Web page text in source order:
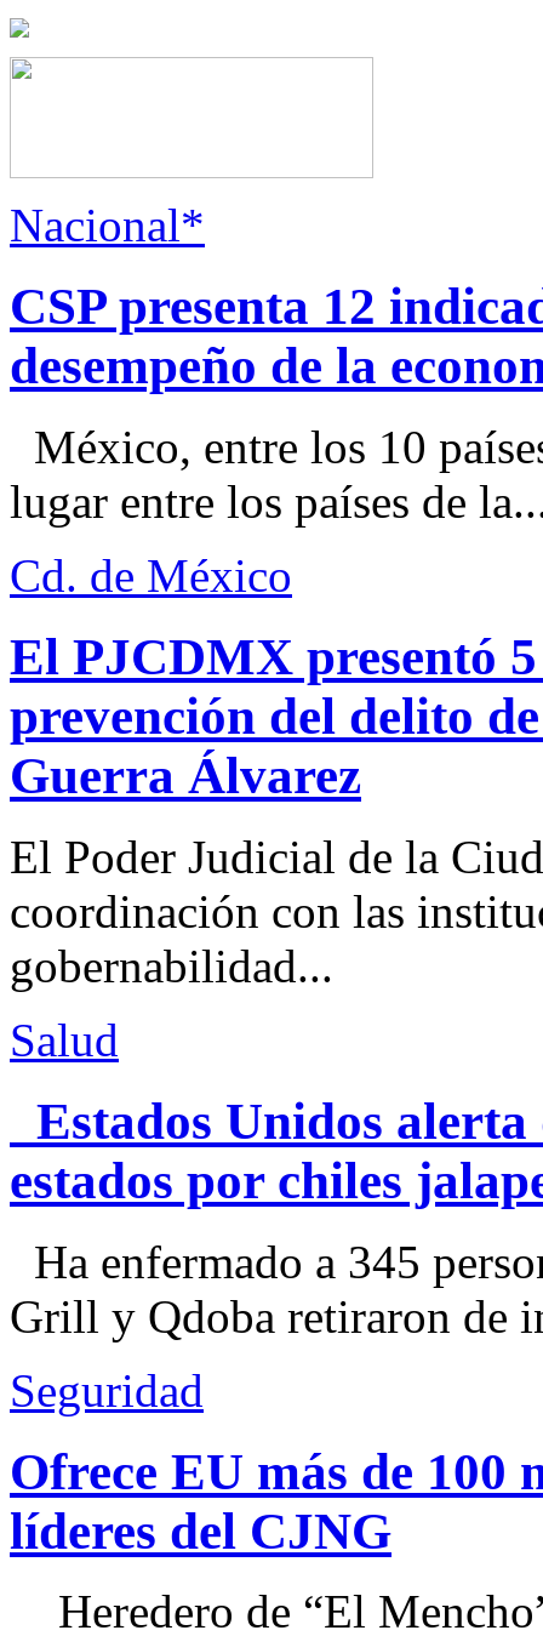
Nacional*
CSP presenta 12
desempeño de la
México, entre los 10
lugar entre los países de
Cd. de México
El PJCDMX presentó
prevención del delito
Guerra Álvarez
El Poder Judicial de la
coordinación con las
gobernabilidad...
Salud
Estados Unidos alerta
estados por chiles
Ha enfermado a 345
Grill y Qdoba retiraron de
Seguridad
Ofrece EU más de 100
líderes del CJNG
Heredero de “El